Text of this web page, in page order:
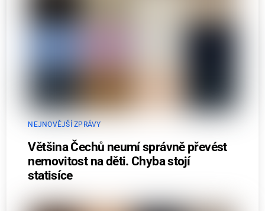
NEJNOVĚJŠÍ ZPRÁVY
Většina Čechů neumí správně převést
nemovitost na děti. Chyba stojí
statisíce